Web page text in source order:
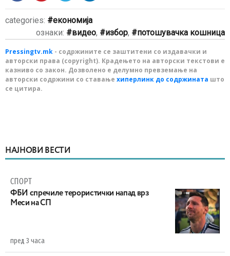
categories:
економија
ознаки:
видео, избор, потошувачка кошница
Pressingtv.mk - содржините се заштитени со издавачки и
авторски права (copyright). Крадењето на авторски текстови е
казниво со закон. Дозволено е делумно превземање на
авторски содржини со ставање хиперлинк до содржината што
се цитира.
НАЈНОВИ ВЕСТИ
СПОРТ
ФБИ спречиле терористички напад врз
Меси на СП
пред 3 часа